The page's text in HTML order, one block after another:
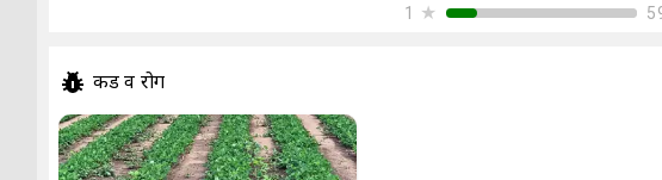
1
★
कीड व रोग